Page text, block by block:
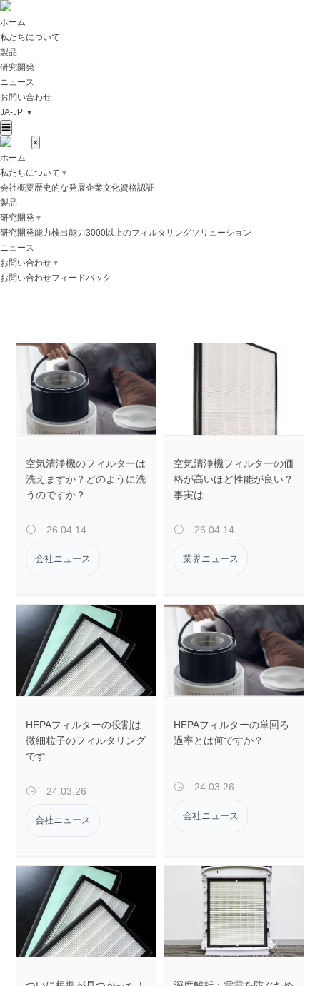
ホーム
私たちについて
製品
研究開発
ニュース
お問い合わせ
JA-JP ▼
☰
×
ホーム
私たちについて ▼
会社概要歴史的な発展企業文化資格認証
製品
研究開発 ▼
研究開発能力検出能力3000以上のフィルタリングソリューション
ニュース
お問い合わせ▼
お問い合わせフィードバック
空気清浄機のフィルターは
洗えますか？どのように洗
うのですか？
 26.04.14
会社ニュース
空気清浄機フィルターの価
格が高いほど性能が良い？
事実は......
 26.04.14
業界ニュース
HEPAフィルターの役割は
微細粒子のフィルタリング
です
 24.03.26
会社ニュース
HEPAフィルターの単回ろ
過率とは何ですか？
 24.03.26
会社ニュース